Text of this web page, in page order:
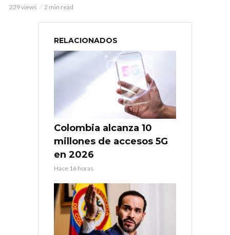
229 views 2 min read
RELACIONADOS
Colombia alcanza 10
millones de accesos 5G
en 2026
Hace 16 horas